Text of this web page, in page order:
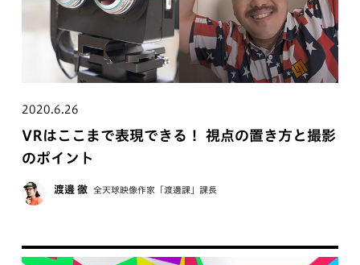
2020.6.26
VRはここまで表現できる！ 視点の置き方と撮影
のポイント
渡邊 徹 全天球映像作家「渡邊課」課長